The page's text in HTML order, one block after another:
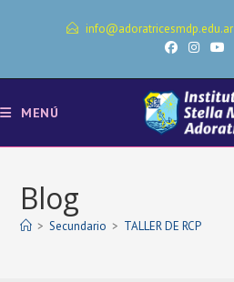
info@adoratricesmdp.edu.ar
MENÚ
Blog
> Secundario > TALLER DE RCP